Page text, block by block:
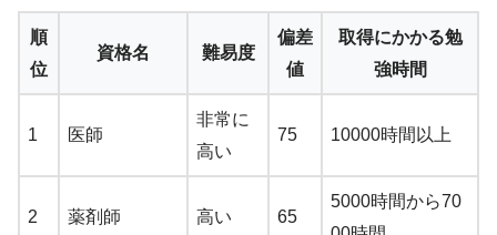
順
位
資格名 難易度
偏差
値
取得にかかる勉
強時間
1 医師
非常に
高い
75 10000時間以上
2 薬剤師 高い 65
5000時間から70